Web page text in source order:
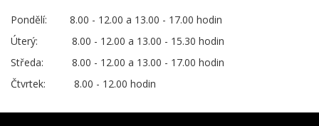
Pondělí: 8.00 - 12.00 a 13.00 - 17.00 hodin
Úterý: 8.00 - 12.00 a 13.00 - 15.30 hodin
Středa: 8.00 - 12.00 a 13.00 - 17.00 hodin
Čtvrtek: 8.00 - 12.00 hodin